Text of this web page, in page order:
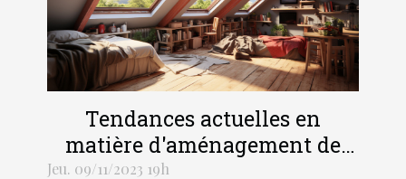
Tendances actuelles en
matière d'aménagement de
combles dans les régions
Jeu. 09/11/2023 19h